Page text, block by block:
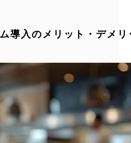
導入のメリット・デメリ